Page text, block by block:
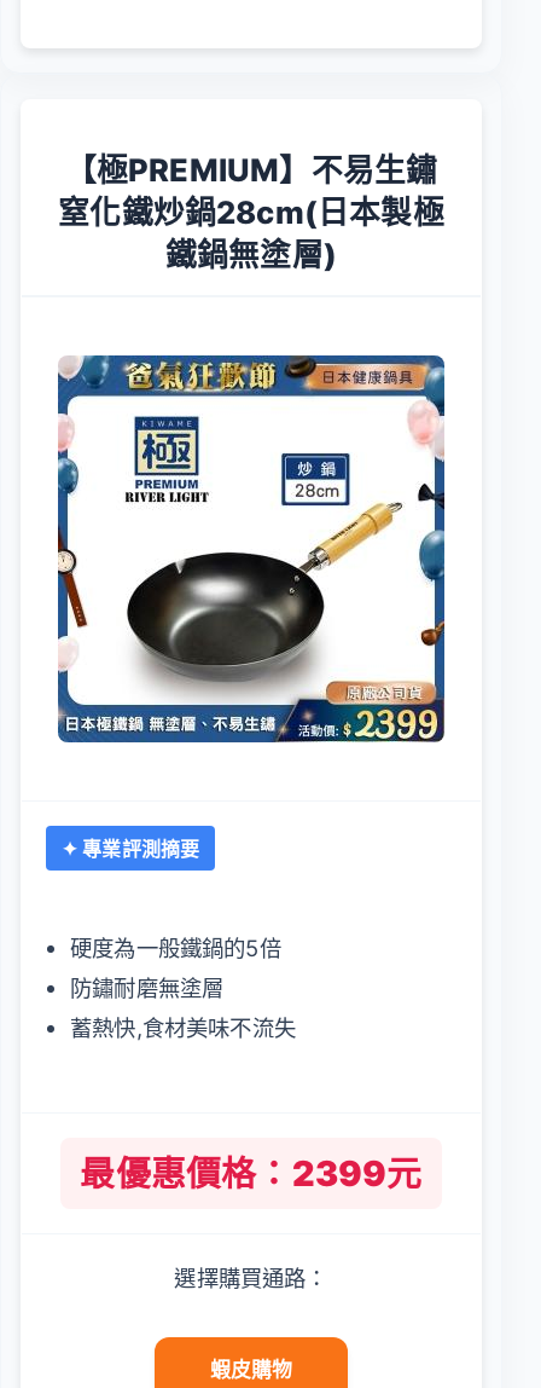
【極PREMIUM】不易生鏽
窒化鐵炒鍋28cm(日本製極
鐵鍋無塗層)
✦ 專業評測摘要
硬度為一般鐵鍋的5倍
防鏽耐磨無塗層
蓄熱快,食材美味不流失
最優惠價格：2399元
選擇購買通路：
蝦皮購物